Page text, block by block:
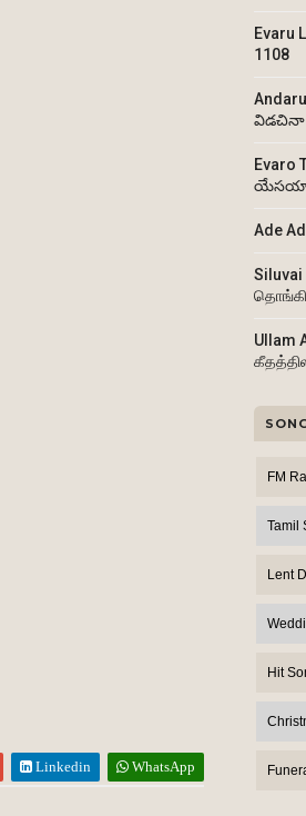
Linkedin WhatsApp
Evaru
1108
విడచినా
Evaro
యేసయ్యా
Ade
Siluvai
Ullam
FM
Tamil
Lent
Hit